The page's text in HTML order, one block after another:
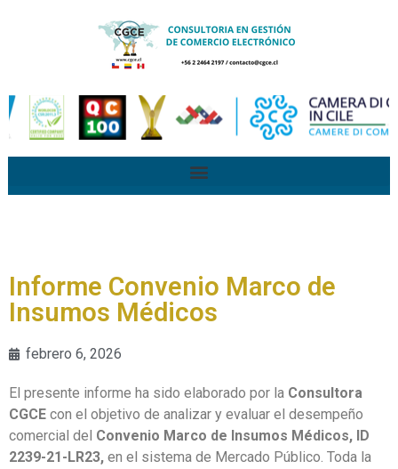
Informe Convenio Marco de
Insumos Médicos
febrero 6, 2026
El presente informe ha sido elaborado por la Consultora
CGCE con el objetivo de analizar y evaluar el desempeño
comercial del Convenio Marco de Insumos Médicos, ID
2239-21-LR23, en el sistema de Mercado Público. Toda la